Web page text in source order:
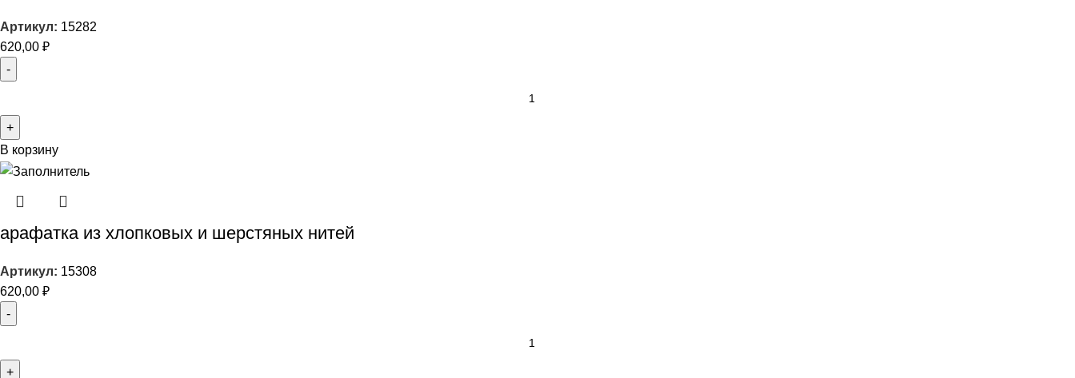
Артикул: 15282
620,00 ₽
В корзину
арафатка из хлопковых и шерстяных нитей
Артикул: 15308
620,00 ₽